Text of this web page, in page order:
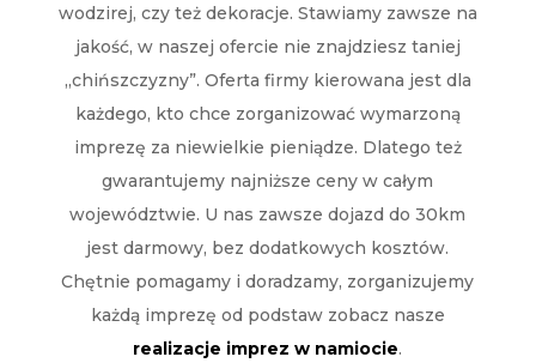
wodzirej, czy też dekoracje. Stawiamy zawsze na
jakość, w naszej ofercie nie znajdziesz taniej
„chińszczyzny”. Oferta firmy kierowana jest dla
każdego, kto chce zorganizować wymarzoną
imprezę za niewielkie pieniądze. Dlatego też
gwarantujemy najniższe ceny w całym
województwie. U nas zawsze dojazd do 30km
jest darmowy, bez dodatkowych kosztów.
Chętnie pomagamy i doradzamy, zorganizujemy
każdą imprezę od podstaw zobacz nasze
realizacje imprez w namiocie.